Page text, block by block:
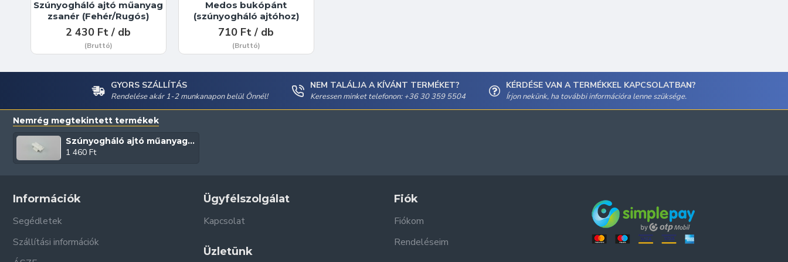
Szúnyogháló ajtó műanyag
zsanér (Fehér/Rugós)
2 430 Ft / db
(Bruttó)
Medos bukópánt
(szúnyogháló ajtóhoz)
710 Ft / db
(Bruttó)
GYORS SZÁLLÍTÁS
Rendelése akár 1-2 munkanapon belül Önnél!
NEM TALÁLJA A KÍVÁNT TERMÉKET?
Keressen minket telefonon: +36 30 359 5504
KÉRDÉSE VAN A TERMÉKKEL KAPCSOLATBAN?
Írjon nekünk, ha további információra lenne szüksége.
Nemrég megtekintett termékek
Szúnyogháló ajtó műanyag zsanér (Fehér)
1 460 Ft
Információk
Segédletek
Szállítási információk
Ügyfélszolgálat
Kapcsolat
Üzletünk
Fiók
Fiókom
Rendeléseim